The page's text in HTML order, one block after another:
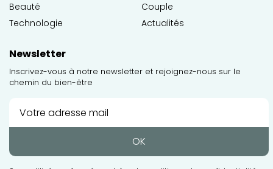
Beauté
Technologie
Couple
Actualités
Newsletter
Inscrivez-vous à notre newsletter et rejoignez-nous sur le
chemin du bien-être
OK